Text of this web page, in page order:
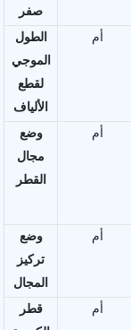
صفر
الطول
الموجي
لقطع
الألياف
أم
وضع
مجال
القطر
أم
وضع
تركيز
المجال
أم
قطر
أم